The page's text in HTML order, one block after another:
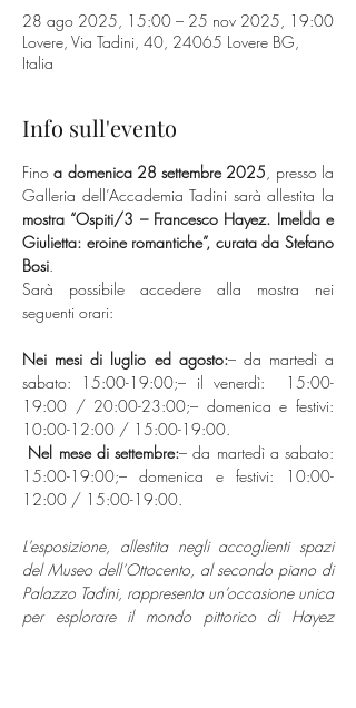
28 ago 2025, 15:00 – 25 nov 2025, 19:00
Lovere, Via Tadini, 40, 24065 Lovere BG,
Italia
Info sull'evento
Fino a domenica 28 settembre 2025, presso la
mostra “Ospiti/3 – Francesco Hayez. Imelda e
Giulietta: eroine romantiche”, curata da Stefano
Bosi.
Sarà possibile accedere alla mostra nei
seguenti orari:
Nei mesi di luglio ed agosto:– da martedì a
sabato: 15:00-19:00;– il venerdì:  15:00-
19:00 / 20:00-23:00;– domenica e festivi:
10:00-12:00 / 15:00-19:00.
Nel mese di settembre:– da martedì a sabato:
15:00-19:00;– domenica e festivi: 10:00-
12:00 / 15:00-19:00.
L’esposizione, allestita negli accoglienti spazi
del Museo dell’Ottocento, al secondo piano di
Palazzo Tadini, rappresenta un’occasione unica
per esplorare il mondo pittorico di Hayez
eroine romantiche